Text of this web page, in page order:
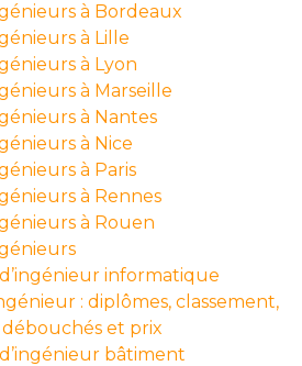
à Bordeaux
à Lille
à Lyon
à Marseille
à Nantes
à Nice
à Paris
à Rennes
à Rouen
informatique
: diplômes, classement,
débouchés et prix
bâtiment